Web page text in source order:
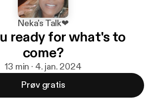
Neka's Talk❤
ready for what's to
come?
13 min · 4. jan. 2024
Prøv gratis